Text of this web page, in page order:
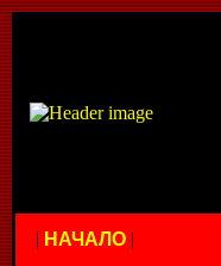
| НАЧАЛО|